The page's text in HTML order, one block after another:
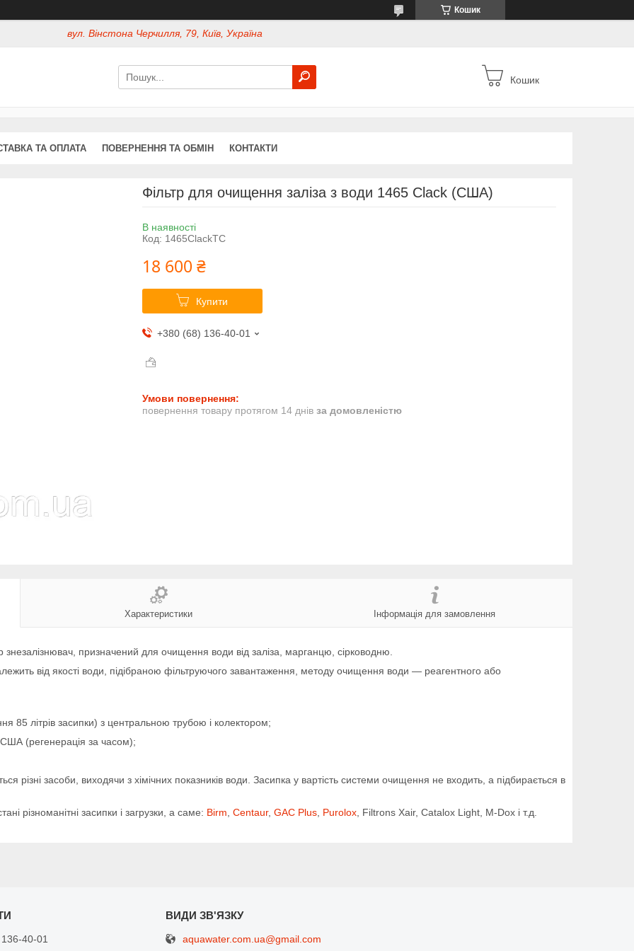
Кошик
вул. Вінстона Черчилля, 79, Київ, Україна
Кошик
ТА ОПЛАТА ПОВЕРНЕННЯ ТА ОБМІН КОНТАКТИ
Фільтр для очищення заліза з води 1465 Clack (США)
В наявності
Код: 1465ClackTC
18 600 ₴
Купити
+380 (68) 136-40-01
повернення товару протягом 14 днів за домовленістю
Характеристики Інформація для замовлення
знезалізнювач, призначений для очищення води від заліза, марганцю, сірководню.
від якості води, підібраною фільтруючого завантаження, методу очищення води — реагентного або
85 літрів засипки) з центральною трубою і колектором;
(регенерація за часом);
різні засоби, виходячи з хімічних показників води. Засипка у вартість системи очищення не входить, а підбирається в
різноманітні засипки і загрузки, а саме: Birm Centaur, GAC Plus Purolox , Filtrons Xair, Catalox Light, M-Dox і т.д.
40-01
aquawater.com.ua@gmail.com